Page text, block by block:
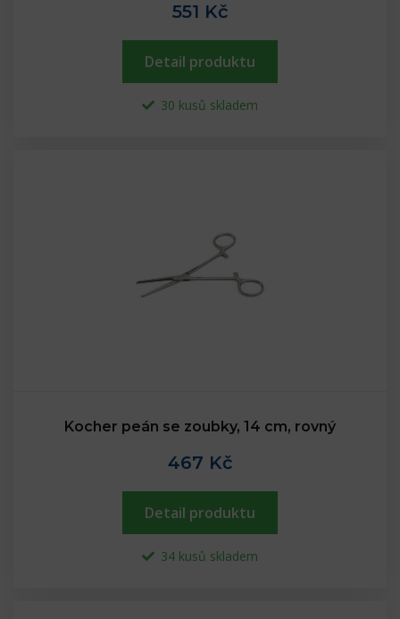
551 Kč
Detail produktu
30 kusů skladem
Kocher peán se zoubky, 14 cm, rovný
467 Kč
Detail produktu
34 kusů skladem